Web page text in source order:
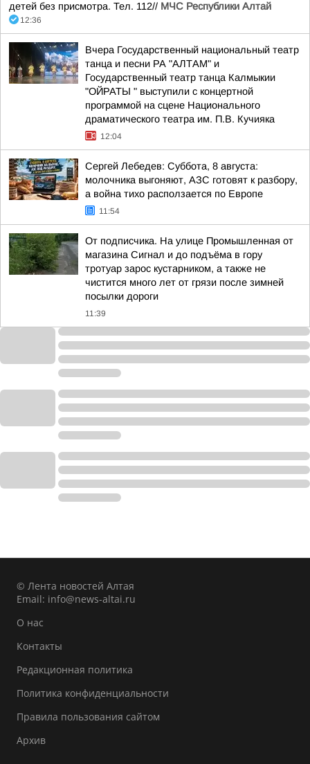
детей без присмотра. Тел. 112// МЧС Республики Алтай
12:36
Вчера Государственный национальный театр
танца и песни РА "АЛТАМ" и
Государственный театр танца Калмыкии
"ОЙРАТЫ " выступили с концертной
программой на сцене Национального
драматического театра им. П.В. Кучияка
12:04
Сергей Лебедев: Суббота, 8 августа:
молочника выгоняют, АЗС готовят к разбору,
а война тихо расползается по Европе
11:54
От подписчика. На улице Промышленная от
магазина Сигнал и до подъёма в гору
тротуар зарос кустарником, а также не
чистится много лет от грязи после зимней
посылки дороги
11:39
© Лента новостей Алтая
Email: info@news-altai.ru
О нас
Контакты
Редакционная политика
Политика конфиденциальности
Правила пользования сайтом
Архив